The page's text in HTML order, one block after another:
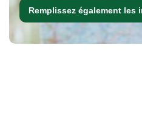
Remplissez également